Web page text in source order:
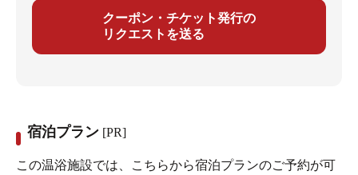
クーポン・チケット発行の
リクエストを送る
宿泊プラン [PR]
この温浴施設では、こちらから宿泊プランのご予約が可